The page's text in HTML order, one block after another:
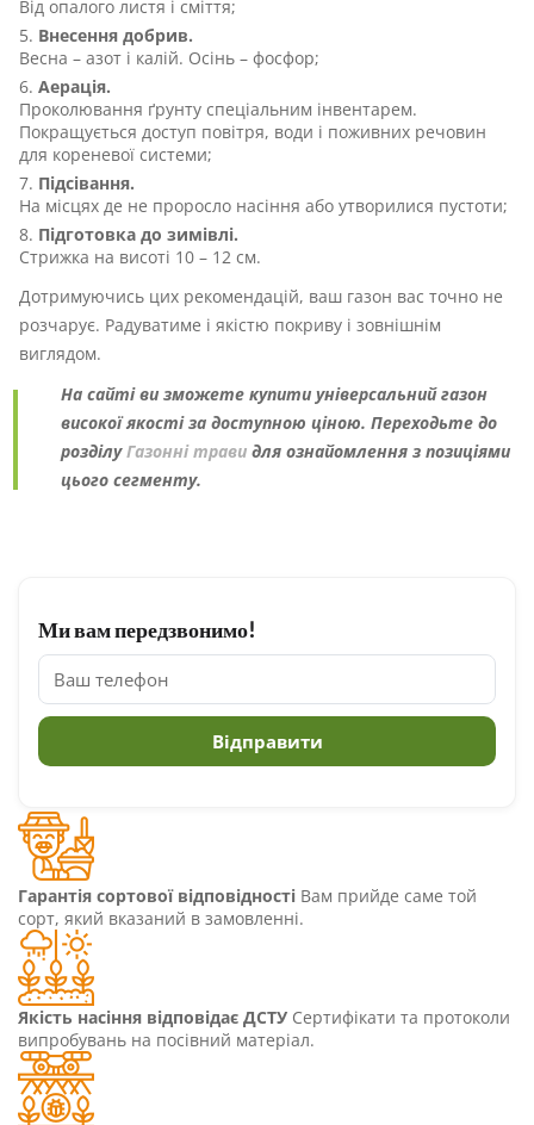
Від опалого листя і сміття;
Внесення добрив.
Весна – азот і калій. Осінь – фосфор;
Аерація.
Проколювання ґрунту спеціальним інвентарем.
Покращується доступ повітря, води і поживних речовин
для кореневої системи;
Підсівання.
На місцях де не проросло насіння або утворилися пустоти;
Підготовка до зимівлі.
Стрижка на висоті 10 – 12 см.
Дотримуючись цих рекомендацій, ваш газон вас точно не
розчарує. Радуватиме і якістю покриву і зовнішнім
виглядом.
На сайті ви зможете купити універсальний газон
високої якості за доступною ціною. Переходьте до
розділуГазонні трави для ознайомлення з позиціями
цього сегменту.
Ми вам передзвонимо!
Гарантія сортової відповідності Вам прийде саме той
сорт, який вказаний в замовленні.
Якість насіння відповідає ДСТУ Сертифікати та протоколи
випробувань на посівний матеріал.